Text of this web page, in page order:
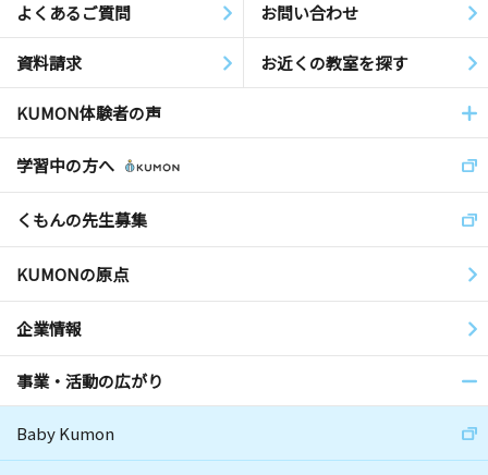
よくあるご質問 お問い合わせ
資料請求 お近くの教室を探す
KUMON体験者の声
学習中の方へ
くもんの先生募集
KUMONの原点
企業情報
事業・活動の広がり
Baby Kumon